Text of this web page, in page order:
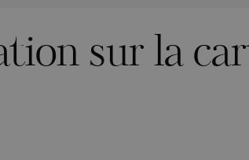
sur la